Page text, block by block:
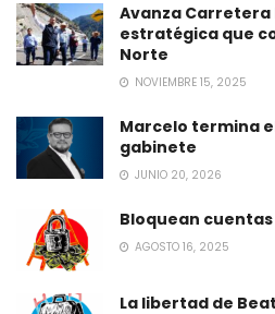
Avanza
estratégica que
Norte
NOVIEMBRE 15, 2025
Marcelo termina
gabinete
JUNIO 20, 2026
Bloquean
AGOSTO 16, 2025
La libertad de